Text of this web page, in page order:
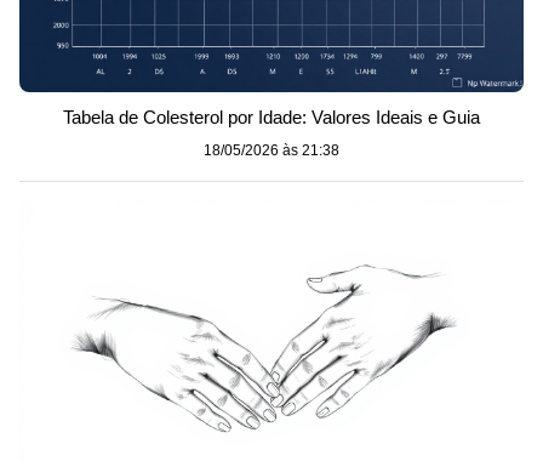
Tabela de Colesterol por Idade: Valores Ideais e Guia
18/05/2026 às 21:38